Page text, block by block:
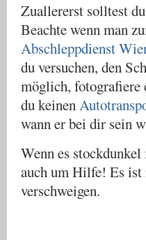
Zuallererst solltest
Beachte wenn man
Abschleppdienst
du versuchen, den
möglich, fotografiere
du keinen
wann er bei dir sein
Wenn es
auch um Hilfe! Es ist
verschweigen.